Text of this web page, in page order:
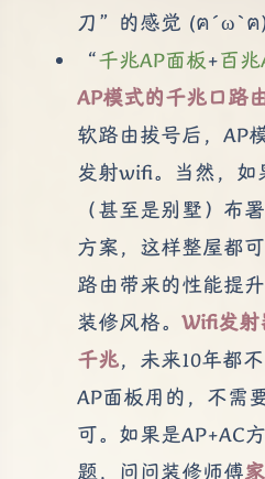
刀”的感觉 (ฅ´ω`ฅ
“千兆AP面板+百兆
AP模式的千兆口路
软路由拔号后，AP
发射wifi。当然，如
（甚至是别墅）布
方案，这样整屋都
路由带来的性能提
装修风格。 Wifi发
千兆，未来10年都
AP面板用的，不需
可。如果是AP+AC
题，问问装修师傅